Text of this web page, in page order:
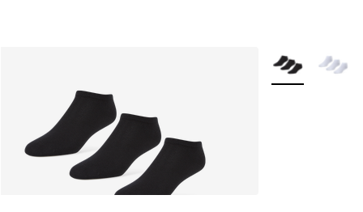
Plus de couleurs